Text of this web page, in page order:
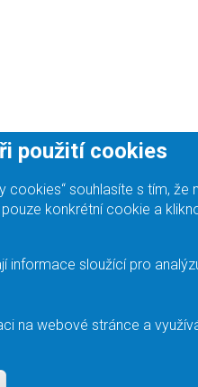
použití cookies
cookies“ souhlasíte s tím,
konkrétní cookie a
informace sloužící pro
na webové stránce a